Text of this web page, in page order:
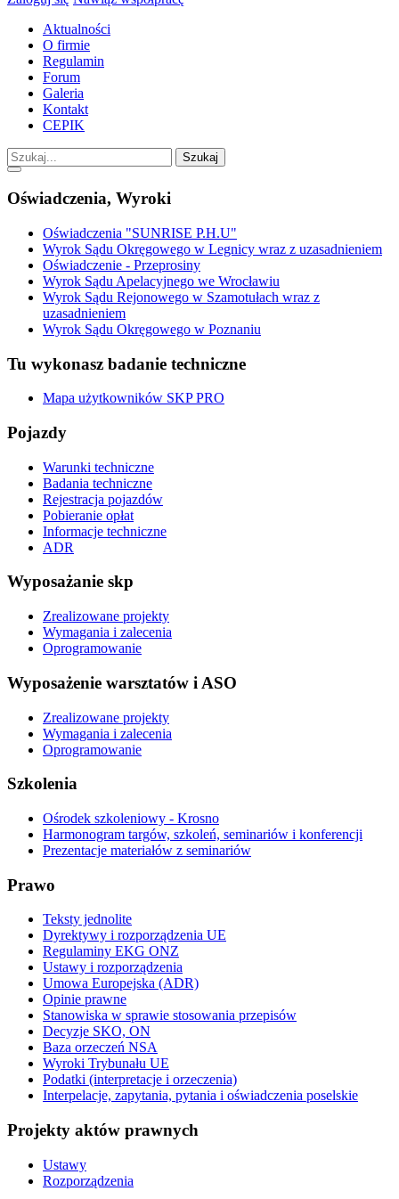
Aktualności
O firmie
Regulamin
Forum
Galeria
Kontakt
CEPIK
Szukaj
Oświadczenia, Wyroki
Oświadczenia "SUNRISE P.H.U"
Wyrok Sądu Okręgowego w Legnicy wraz z uzasadnieniem
Oświadczenie - Przeprosiny
Wyrok Sądu Apelacyjnego we Wrocławiu
Wyrok Sądu Rejonowego w Szamotułach wraz z
uzasadnieniem
Wyrok Sądu Okręgowego w Poznaniu
Tu wykonasz badanie techniczne
Mapa użytkowników SKP PRO
Pojazdy
Warunki techniczne
Badania techniczne
Rejestracja pojazdów
Pobieranie opłat
Informacje techniczne
ADR
Wyposażanie skp
Zrealizowane projekty
Wymagania i zalecenia
Oprogramowanie
Wyposażenie warsztatów i ASO
Zrealizowane projekty
Wymagania i zalecenia
Oprogramowanie
Szkolenia
Ośrodek szkoleniowy - Krosno
Harmonogram targów, szkoleń, seminariów i konferencji
Prezentacje materiałów z seminariów
Prawo
Teksty jednolite
Dyrektywy i rozporządzenia UE
Regulaminy EKG ONZ
Ustawy i rozporządzenia
Umowa Europejska (ADR)
Opinie prawne
Stanowiska w sprawie stosowania przepisów
Decyzje SKO, ON
Baza orzeczeń NSA
Wyroki Trybunału UE
Podatki (interpretacje i orzeczenia)
Interpelacje, zapytania, pytania i oświadczenia poselskie
Projekty aktów prawnych
Ustawy
Rozporządzenia